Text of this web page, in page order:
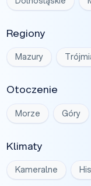
Regiony
Mazury
Otoczenie
Morze Góry
Klimaty
Kameralne